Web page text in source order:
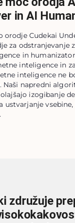
in AI
orodje Cudekai
za odstranjevanje
in
inteligence in
inteligence ne
Naši napredni
izogibanje
ustvarjanje
združuje